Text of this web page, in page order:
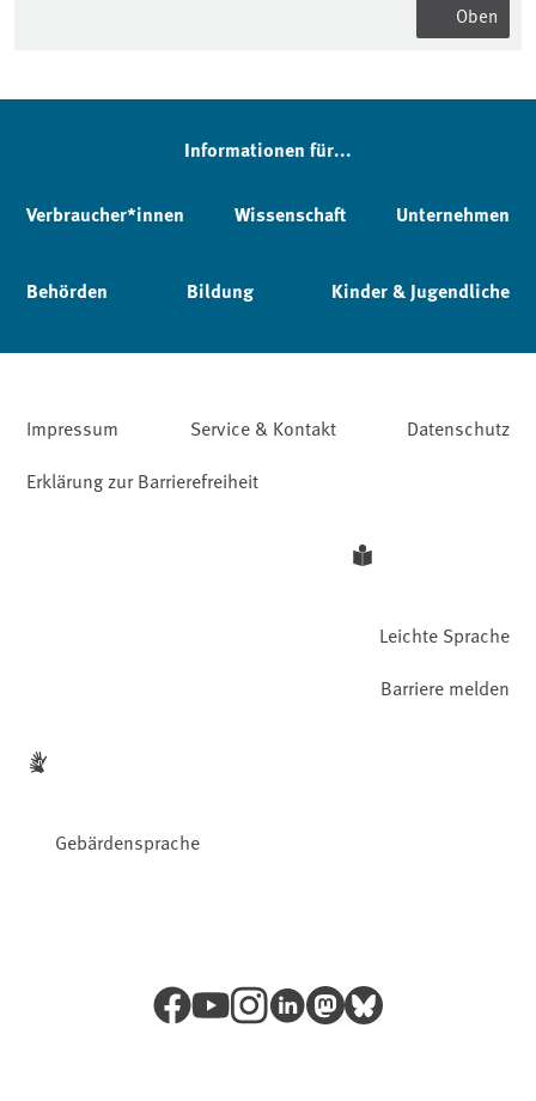
Oben
Informationen für...
Verbraucher*innen Wissenschaft Unternehmen
Behörden Bildung Kinder & Jugendliche
Impressum Service & Kontakt
Datenschutz
Erklärung zur Barrierefreiheit
Leichte Sprache
Gebärdensprache
Barriere melden